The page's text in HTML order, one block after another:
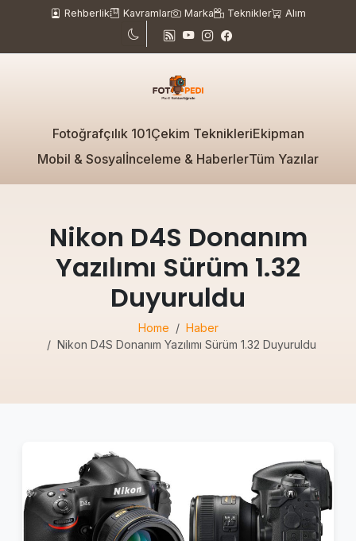
Rehberlik Kavramlar Marka Teknikler Alım
Fotoğrafçılık 101Çekim TeknikleriEkipman
Mobil & Sosyalİnceleme & HaberlerTüm Yazılar
Nikon D4S Donanım
Yazılımı Sürüm 1.32
Duyuruldu
Home
Haber
Nikon D4S Donanım Yazılımı Sürüm 1.32 Duyuruldu